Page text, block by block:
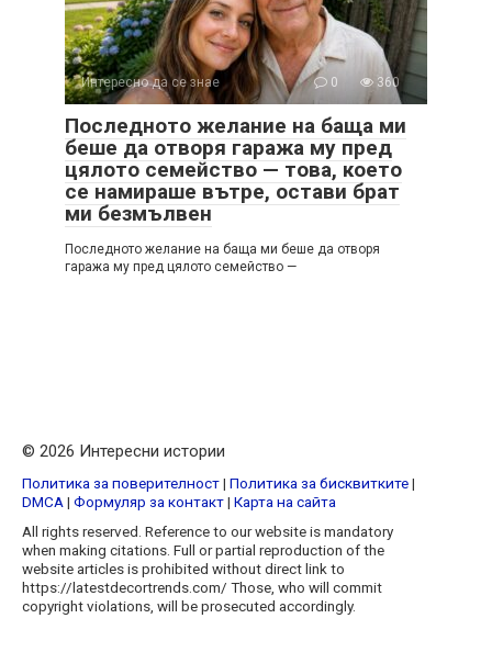
Интересно да се знае 0 360
Последното желание на баща ми
беше да отворя гаража му пред
цялото семейство — това, което
се намираше вътре, остави брат
ми безмълвен
Последното желание на баща ми беше да отворя
гаража му пред цялото семейство —
© 2026 Интересни истории
Политика за поверителност| Политика за бисквитките|
DMCA | Формуляр за контакт| Карта на сайта
All rights reserved. Reference to our website is mandatory
when making citations. Full or partial reproduction of the
website articles is prohibited without direct link to
https://latestdecortrends.com/ Those, who will commit
copyright violations, will be prosecuted accordingly.